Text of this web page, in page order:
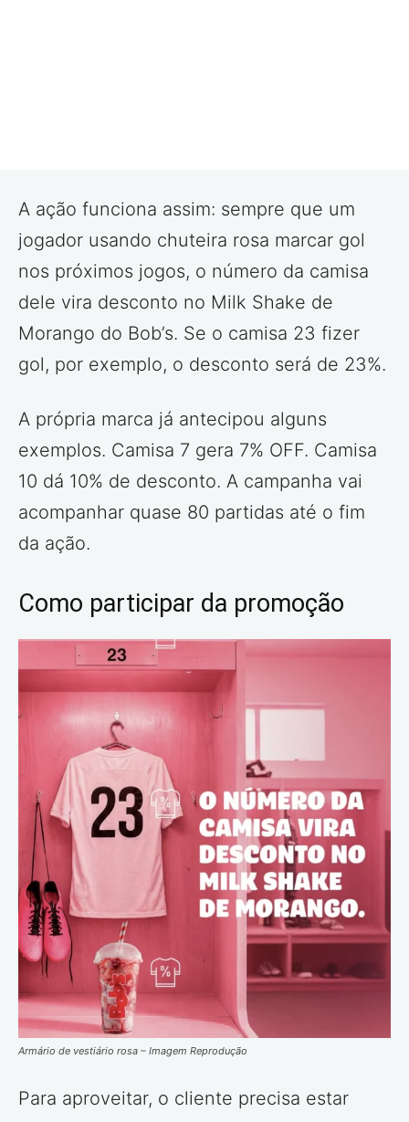
A ação funciona assim: sempre que um
jogador usando chuteira rosa marcar gol
nos próximos jogos, o número da camisa
dele vira desconto no Milk Shake de
Morango do Bob’s. Se o camisa 23 fizer
gol, por exemplo, o desconto será de 23%.
A própria marca já antecipou alguns
exemplos. Camisa 7 gera 7% OFF. Camisa
10 dá 10% de desconto. A campanha vai
acompanhar quase 80 partidas até o fim
da ação.
Como participar da promoção
Armário de vestiário rosa – Imagem Reprodução
Para aproveitar, o cliente precisa estar